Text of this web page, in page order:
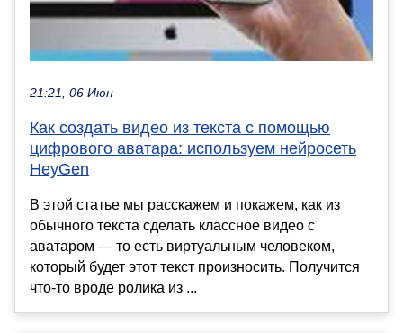
21:21, 06 Июн
Как создать видео из текста с помощью
цифрового аватара: используем нейросеть
HeyGen
В этой статье мы расскажем и покажем, как из
обычного текста сделать классное видео с
аватаром — то есть виртуальным человеком,
который будет этот текст произносить. Получится
что-то вроде ролика из ...